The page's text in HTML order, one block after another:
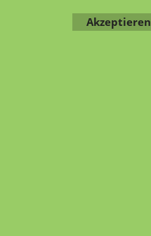
Akzeptieren